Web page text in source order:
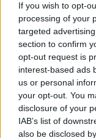
If you wish to opt-
processing of your
targeted
section to confirm
opt-out request is
interest-based ads
us or personal
your opt-out. You
disclosure of your
IAB’s list of
also be disclosed
Alekseev.
otrzymał na
Hardwell
zalogował się w
wierzyć mu na
Kamen "bubble"
Mimo to BLAST